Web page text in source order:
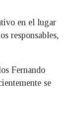
en el lugar
responsables,
Fernando
se